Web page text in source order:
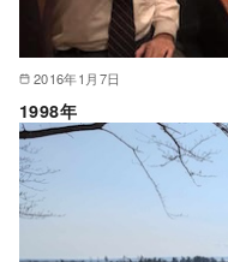
2016年1月7日
1998年